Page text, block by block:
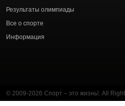
Результаты олимпиады
Все о спорте
Информация
© 2009-2026 Спорт – это жизнь!. All